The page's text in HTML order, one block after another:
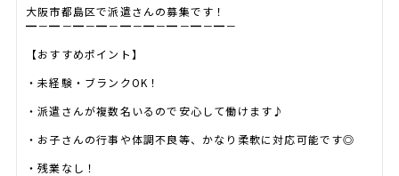
大阪市都島区で派遣さんの募集です！
━－━－━－━－━－━－━－━－━－
【おすすめポイント】
・未経験・ブランクOK！
・派遣さんが複数名いるので安心して働けます♪
・お子さんの行事や体調不良等、かなり柔軟に対応可能です◎
・残業なし！